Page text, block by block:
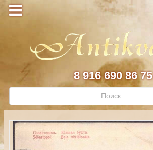
8 916 690 86 75